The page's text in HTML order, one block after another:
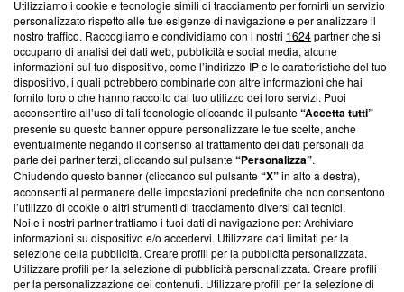
Questa sezione offre informazioni trasparenti su Blasting
News, sui nostri processi editoriali e su come ci impegniamo a
creare news di qualità. Inoltre, afferma la nostra aderenza a
‘Trust Project - News with Integrity’Blasting News non è
ancora membro del programma, ma ha richiesto di farne
parte; Trust Project non ha ancora effettuato una verifica di
conformità agli standard.
Su di noi
Team editoriale
Corporate
Redazione
Utilizziamo i cookie e tecnologie simili di tracciamento per fornirti un servizio
personalizzato rispetto alle tue esigenze di navigazione e per analizzare il
nostro traffico. Raccogliamo e condividiamo con i nostri 1624partner che si
occupano di analisi dei dati web, pubblicità e social media, alcune
informazioni sul tuo dispositivo, come l’indirizzo IP e le caratteristiche del tuo
dispositivo, i quali potrebbero combinarle con altre informazioni che hai
fornito loro o che hanno raccolto dal tuo utilizzo dei loro servizi. Puoi
acconsentire all’uso di tali tecnologie cliccando il pulsante“Accetta tutti”
presente su questo banner oppure personalizzare le tue scelte, anche
eventualmente negando il consenso al trattamento dei dati personali da
parte dei partner terzi, cliccando sul pulsante“Personalizza”.
Chiudendo questo banner (cliccando sul pulsante“X”in alto a destra),
acconsenti al permanere delle impostazioni predefinite che non consentono
l’utilizzo di cookie o altri strumenti di tracciamento diversi dai tecnici.
Noi e i nostri partner trattiamo i tuoi dati di navigazione per: Archiviare
informazioni su dispositivo e/o accedervi. Utilizzare dati limitati per la
selezione della pubblicità. Creare profili per la pubblicità personalizzata.
Utilizzare profili per la selezione di pubblicità personalizzata. Creare profili
per la personalizzazione dei contenuti. Utilizzare profili per la selezione di